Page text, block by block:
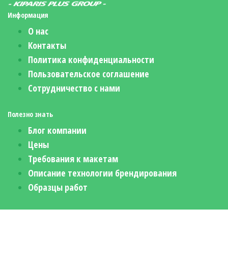
Информация
О нас
Контакты
Политика конфиденциальности
Пользовательское соглашение
Сотрудничество с нами
Полезно знать
Блог компании
Цены
Требования к макетам
Описание технологии брендирования
Образцы работ